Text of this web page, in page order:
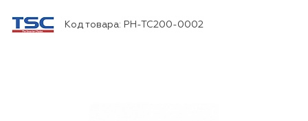
Код товара: PH-TC200-0002